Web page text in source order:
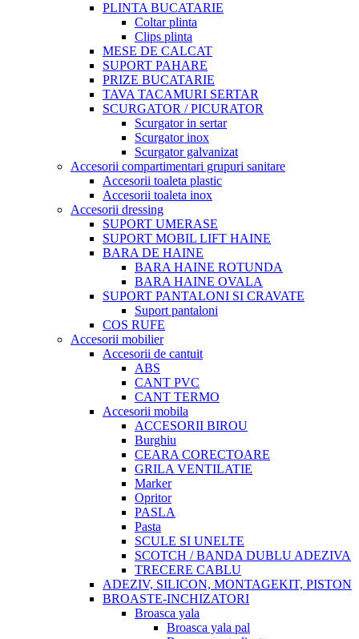
PLINTA BUCATARIE
Coltar plinta
Clips plinta
MESE DE CALCAT
SUPORT PAHARE
PRIZE BUCATARIE
TAVA TACAMURI SERTAR
SCURGATOR / PICURATOR
Scurgator in sertar
Scurgator inox
Scurgator galvanizat
Accesorii compartimentari grupuri sanitare
Accesorii toaleta plastic
Accesorii toaleta inox
Accesorii dressing
SUPORT UMERASE
SUPORT MOBIL LIFT HAINE
BARA DE HAINE
BARA HAINE ROTUNDA
BARA HAINE OVALA
SUPORT PANTALONI SI CRAVATE
Suport pantaloni
COS RUFE
Accesorii mobilier
Accesorii de cantuit
ABS
CANT PVC
CANT TERMO
Accesorii mobila
ACCESORII BIROU
Burghiu
CEARA CORECTOARE
GRILA VENTILATIE
Marker
Opritor
PASLA
Pasta
SCULE SI UNELTE
SCOTCH / BANDA DUBLU ADEZIVA
TRECERE CABLU
ADEZIV, SILICON, MONTAGEKIT, PISTON
BROASTE-INCHIZATORI
Broasca yala
Broasca yala pal